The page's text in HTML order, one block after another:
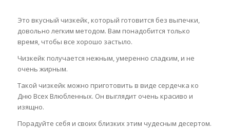
Это вкусный чизкейк, который готовится без выпечки,
довольно легким методом. Вам понадобится только
время, чтобы все хорошо застыло.
Чизкейк получается нежным, умеренно сладким, и не
очень жирным.
Такой чизкейк можно приготовить в виде сердечка ко
Дню Всех Влюбленных. Он выглядит очень красиво и
изящно.
Порадуйте себя и своих близких этим чудесным десертом.